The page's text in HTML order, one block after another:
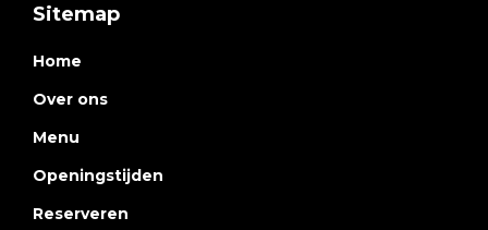
Sitemap
Home
Over ons
Menu
Openingstijden
Reserveren